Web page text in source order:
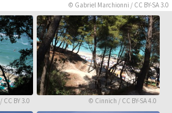
© Gabriel Marchionni / CC BY-SA 3.0
/ CC BY 3.0 © Cinnich / CC BY-SA 4.0